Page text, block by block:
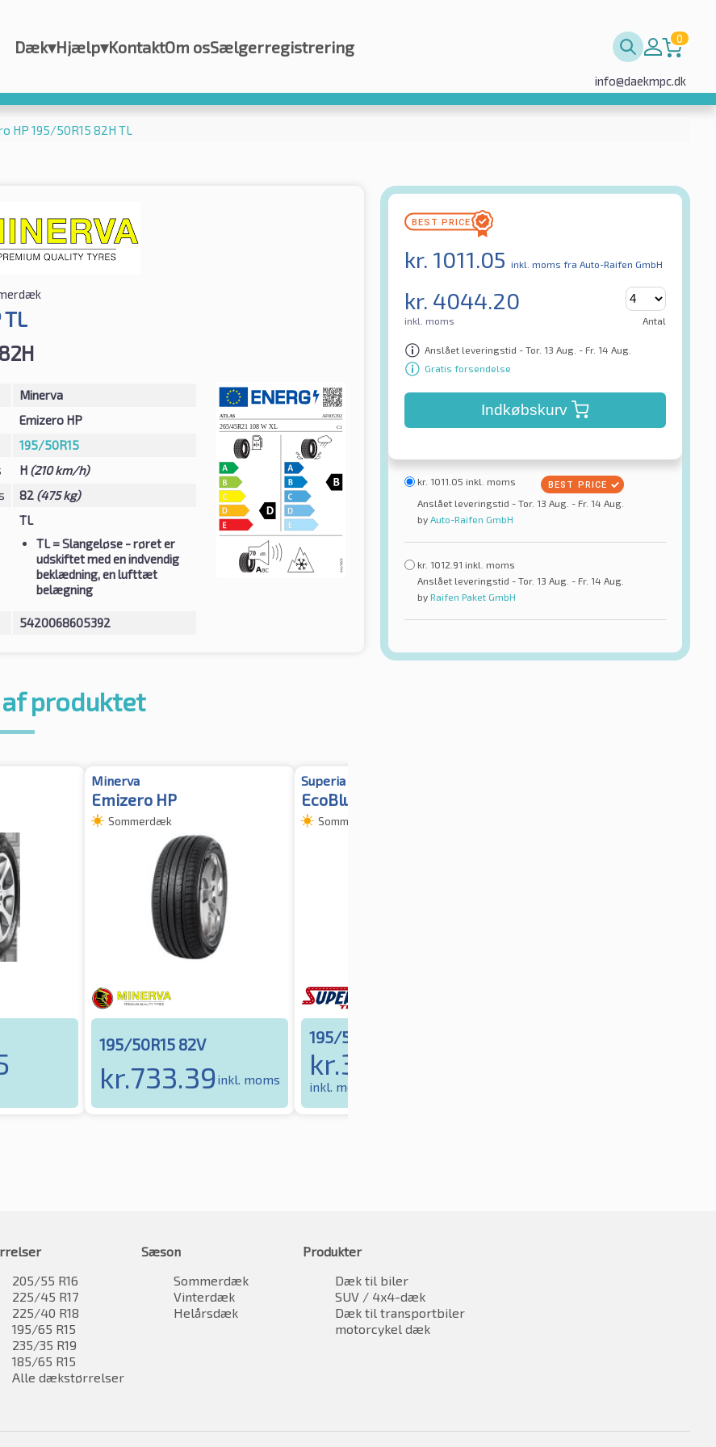
Dæk▾Hjælp▾KontaktOm osSælgerregistrering 0
info@daekmpc.dk
HP 195/50R15 82H TL
TL
Minerva
Emizero HP
195/50R15
H (210 km/h)
82 (475 kg)
TL
TL= Slangeløse - røret er
udskiftet med en indvendig
beklædning, en lufttæt
belægning
5420068605392
kr. 1011.05 inkl. moms fra Auto-Raifen GmbH
kr. 4044.20
inkl. moms Antal
Anslået leveringstid - Tor. 13 Aug. - Fr. 14 Aug.
Gratis forsendelse
Indkøbskurv
kr. 1011.05 inkl. moms
Anslået leveringstid - Tor. 13 Aug. - Fr. 14 Aug.
by Auto-Raifen GmbH
kr. 1012.91 inkl. moms
Anslået leveringstid - Tor. 13 Aug. - Fr. 14 Aug.
by Raifen Paket GmbH
produktet
Minerva
Emizero HP
Sommerdæk
195/50R15 82V
kr.733.39inkl. moms
Superia
EcoBlue HP
Sommerdæk
195/50R15 82H
kr.386.63
inkl. moms
205/55 R16
225/45 R17
225/40 R18
195/65 R15
235/35 R19
185/65 R15
Alle dækstørrelser
Sæson
Sommerdæk
Vinterdæk
Helårsdæk
Produkter
Dæk til biler
SUV / 4x4-dæk
Dæk til transportbiler
motorcykel dæk